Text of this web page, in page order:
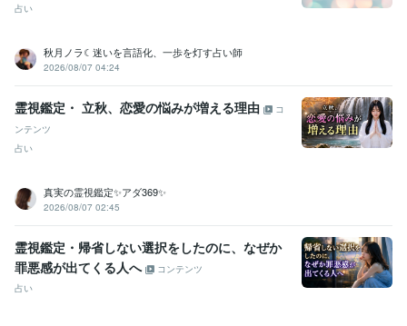
占い
秋月ノラ☾迷いを言語化、一歩を灯す占い師
2026/08/07 04:24
霊視鑑定・ 立秋、恋愛の悩みが増える理由
コ
ンテンツ
占い
真実の霊視鑑定✨アダ369✨
2026/08/07 02:45
霊視鑑定・帰省しない選択をしたのに、なぜか
罪悪感が出てくる人へ
コンテンツ
占い